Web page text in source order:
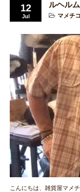
12
Jul
ルヘル
マメチ
こんにちは、雑貨屋マメ